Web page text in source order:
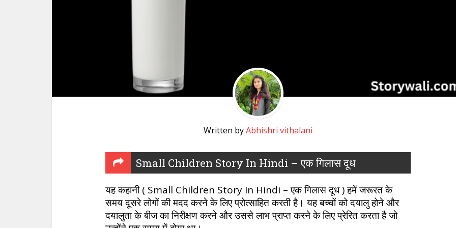
Written byAbhishri vithalani
Small Children Story In Hindi – एक गिलास दूध
यह कहानी ( Small Children Story In Hindi – एक गिलास दूध ) हमें जरूरत के
समय दूसरे लोगों की मदद करने के लिए प्रोत्साहित करती है। यह बच्चों को दयालु होने और
दयालुता के बीज का निरीक्षण करने और उससे लाभ प्राप्त करने के लिए प्रेरित करता है जो